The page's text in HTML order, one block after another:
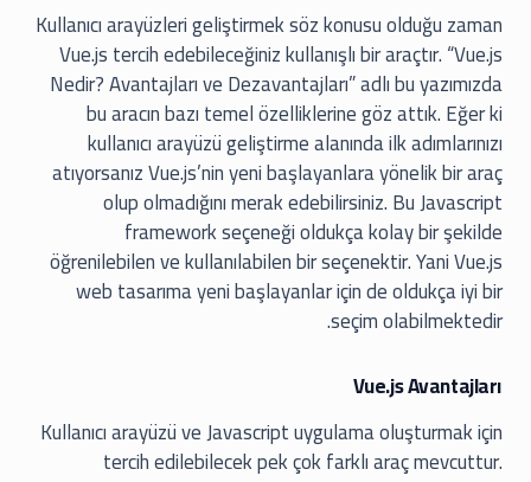
Kullanıcı arayüzleri geliştirmek söz konusu olduğu zaman
Vue.js tercih edebileceğiniz kullanışlı bir araçtır. “Vue.js
Nedir? Avantajları ve Dezavantajları” adlı bu yazımızda
bu aracın bazı temel özelliklerine göz attık. Eğer ki
kullanıcı arayüzü geliştirme alanında ilk adımlarınızı
atıyorsanız Vue.js’nin yeni başlayanlara yönelik bir araç
olup olmadığını merak edebilirsiniz. Bu Javascript
framework seçeneği oldukça kolay bir şekilde
öğrenilebilen ve kullanılabilen bir seçenektir. Yani Vue.js
web tasarıma yeni başlayanlar için de oldukça iyi bir
seçim olabilmektedir.
Vue.js Avantajları
Kullanıcı arayüzü ve Javascript uygulama oluşturmak için
tercih edilebilecek pek çok farklı araç mevcuttur.